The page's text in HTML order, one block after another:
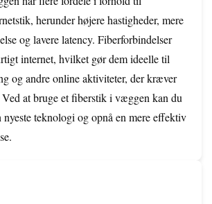
herunder højere hastigheder, mere
og lavere latency. Fiberforbindelser
internet, hvilket gør dem ideelle til
og andre online aktiviteter, der kræver
at bruge et fiberstik i væggen kan du
nyeste teknologi og opnå en mere effektiv